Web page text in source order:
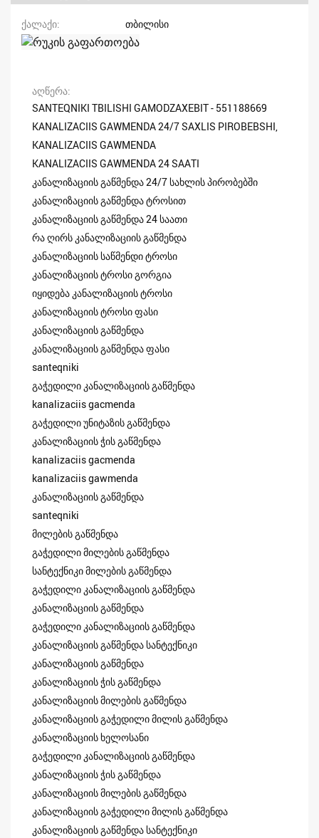
ქალაქი თბილისი
აღწერა
SANTEQNIKI TBILISHI GAMODZAXEBIT - 551188669
KANALIZACIIS GAWMENDA 24/7 SAXLIS PIROBEBSHI,
KANALIZACIIS GAWMENDA
KANALIZACIIS GAWMENDA 24 SAATI
კანალიზაციის გაწმენდა 24/7 სახლის პირობებში
კანალიზაციის გაწმენდა ტროსით
კანალიზაციის გაწმენდა 24 საათი
რა ღირს კანალიზაციის გაწმენდა
კანალიზაციის საწმენდი ტროსი
კანალიზაციის ტროსი გორგია
იყიდება კანალიზაციის ტროსი
კანალიზაციის ტროსი ფასი
კანალიზაციის გაწმენდა
კანალიზაციის გაწმენდა ფასი
santeqniki
გაჭედილი კანალიზაციის გაწმენდა
kanalizaciis gacmenda
გაჭედილი უნიტაზის გაწმენდა
კანალიზაციის ჭის გაწმენდა
kanalizaciis gacmenda
kanalizaciis gawmenda
კანალიზაციის გაწმენდა
santeqniki
მილების გაწმენდა
გაჭედილი მილების გაწმენდა
სანტექნიკი მილების გაწმენდა
გაჭედილი კანალიზაციის გაწმენდა
კანალიზაციის გაწმენდა
გაჭედილი კანალიზაციის გაწმენდა
კანალიზაციის გაწმენდა სანტექნიკი
კანალიზაციის გაწმენდა
კანალიზაციის ჭის გაწმენდა
კანალიზაციის მილების გაწმენდა
კანალიზაციის გაჭედილი მილის გაწმენდა
კანალიზაციის ხელოსანი
გაჭედილი კანალიზაციის გაწმენდა
კანალიზაციის ჭის გაწმენდა
კანალიზაციის მილების გაწმენდა
კანალიზაციის გაჭედილი მილის გაწმენდა
კანალიზაციის გაწმენდა სანტექნიკი